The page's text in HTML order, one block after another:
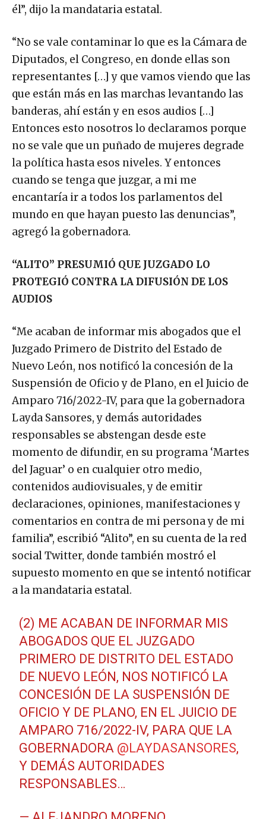
él”, dijo la mandataria estatal.
“No se vale contaminar lo que es la Cámara de
Diputados, el Congreso, en donde ellas son
representantes […] y que vamos viendo que las
que están más en las marchas levantando las
banderas, ahí están y en esos audios […]
Entonces esto nosotros lo declaramos porque
no se vale que un puñado de mujeres degrade
la política hasta esos niveles. Y entonces
cuando se tenga que juzgar, a mi me
encantaría ir a todos los parlamentos del
mundo en que hayan puesto las denuncias”,
agregó la gobernadora.
“ALITO” PRESUMIÓ QUE JUZGADO LO
PROTEGIÓ CONTRA LA DIFUSIÓN DE LOS
AUDIOS
“Me acaban de informar mis abogados que el
Juzgado Primero de Distrito del Estado de
Nuevo León, nos notificó la concesión de la
Suspensión de Oficio y de Plano, en el Juicio de
Amparo 716/2022-IV, para que la gobernadora
Layda Sansores, y demás autoridades
responsables se abstengan desde este
momento de difundir, en su programa ‘Martes
del Jaguar’ o en cualquier otro medio,
contenidos audiovisuales, y de emitir
declaraciones, opiniones, manifestaciones y
comentarios en contra de mi persona y de mi
familia”, escribió “Alito”, en su cuenta de la red
social Twitter, donde también mostró el
supuesto momento en que se intentó notificar
a la mandataria estatal.
(2) ME ACABAN DE INFORMAR MIS
ABOGADOS QUE EL JUZGADO
PRIMERO DE DISTRITO DEL ESTADO
DE NUEVO LEÓN, NOS NOTIFICÓ LA
CONCESIÓN DE LA SUSPENSIÓN DE
OFICIO Y DE PLANO, EN EL JUICIO DE
AMPARO 716/2022-IV, PARA QUE LA
GOBERNADORA @LAYDASANSORES,
Y DEMÁS AUTORIDADES
RESPONSABLES…